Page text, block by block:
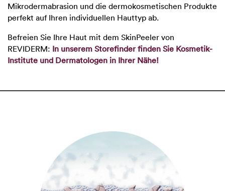
Mikrodermabrasion und die dermokosmetischen Produkte
perfekt auf Ihren individuellen Hauttyp ab.
Befreien Sie Ihre Haut mit dem SkinPeeler von
REVIDERM: In unserem Storefinder finden Sie Kosmetik-
Institute und Dermatologen in Ihrer Nähe!